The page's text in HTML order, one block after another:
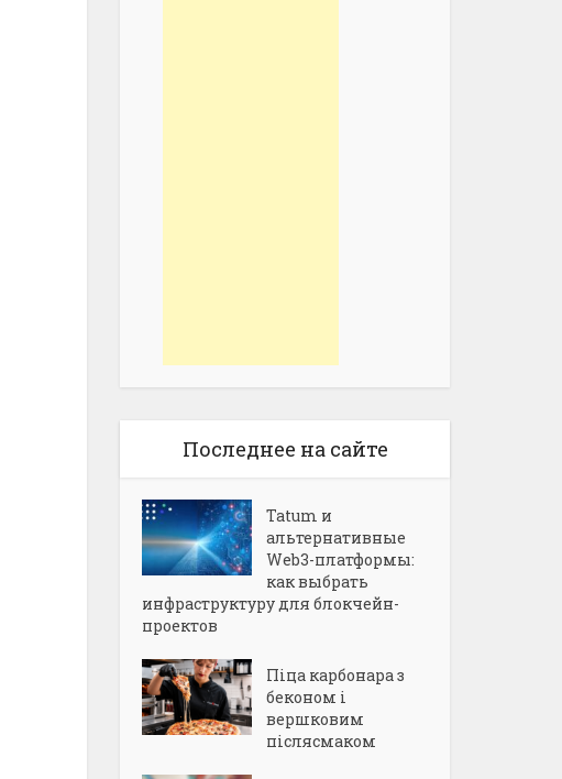
Последнее на сайте
Tatum и
альтернативные
Web3-платформы:
как выбрать
инфраструктуру для блокчейн-
проектов
Піца карбонара з
беконом і
вершковим
післясмаком